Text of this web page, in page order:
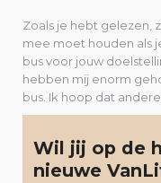
Zoals je hebt gelezen,
mee moet houden als
bus voor jouw
hebben mij enorm
bus. Ik hoop dat
Wil jij op de
nieuwe